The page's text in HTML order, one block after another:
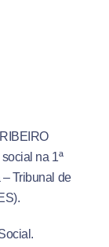
na 1ª
Tribunal de